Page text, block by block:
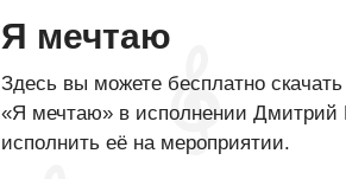
Я мечтаю
Здесь вы можете бесплатно
«Я мечтаю» в исполнении Дмитрий
исполнить её на мероприятии.